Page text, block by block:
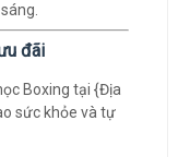
đãi
Boxing tại {Địa
sức khỏe và tự